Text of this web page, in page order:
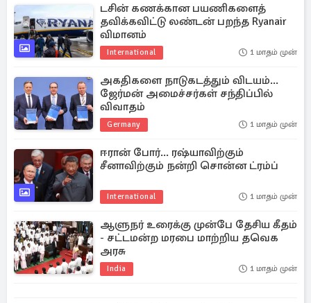
டசின் கணக்கான பயணிகளைத்
தவிக்கவிட்டு லண்டன் பறந்த Ryanair
விமானம்
International 1 மாதம் முன்
அகதிகளை நாடுகடத்தும் விடயம்...
ஜேர்மன் அமைச்சர்கள் சந்திப்பில்
விவாதம்
Germany 1 மாதம் முன்
ஈரான் போர்... ரஷ்யாவிற்கும்
சீனாவிற்கும் நன்றி சொன்ன ட்ரம்ப்
International 1 மாதம் முன்
ஆளுநர் உரைக்கு முன்பே தேசிய கீதம்
- சட்டமன்ற மரபை மாற்றிய தவெக
அரசு
India 1 மாதம் முன்